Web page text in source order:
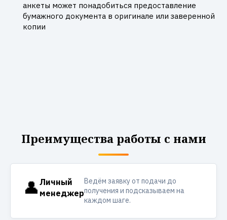
анкеты может понадобиться предоставление
бумажного документа в оригинале или заверенной
копии
Преимущества работы с нами
👤 Личный
менеджер
Ведём заявку от подачи до
получения и подсказываем на
каждом шаге.